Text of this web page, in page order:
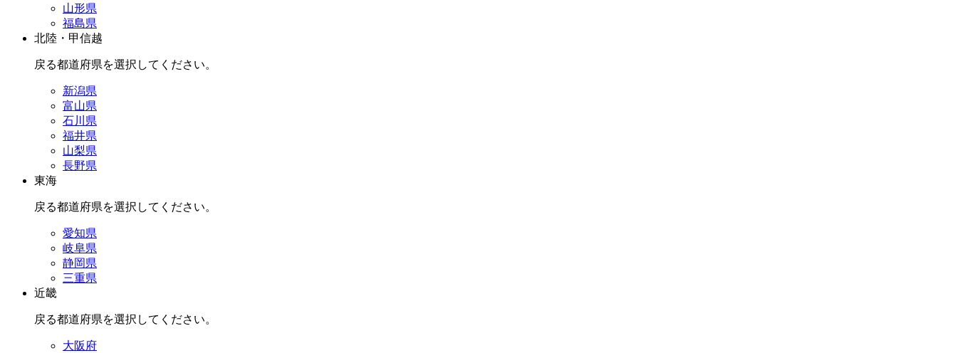
山形県
福島県
北陸・甲信越
戻る都道府県を選択してください。
新潟県
富山県
石川県
福井県
山梨県
長野県
東海
戻る都道府県を選択してください。
愛知県
岐阜県
静岡県
三重県
近畿
戻る都道府県を選択してください。
大阪府